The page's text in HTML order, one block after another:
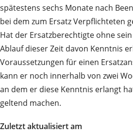
spätestens sechs Monate nach
bei dem zum Ersatz Verpflichteten
Hat der Ersatzberechtigte ohne
Ablauf dieser Zeit davon Kenntnis
Voraussetzungen für einen
kann er noch innerhalb von zwei
an dem er diese Kenntnis erlangt
geltend machen.
Zuletzt aktualisiert am